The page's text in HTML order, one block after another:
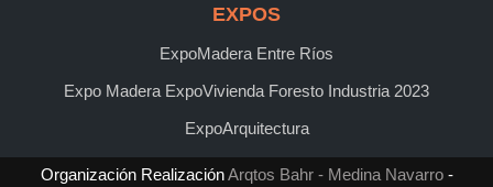
EXPOS
ExpoMadera Entre Ríos
Expo Madera ExpoVivienda Foresto Industria 2023
ExpoArquitectura
Organización RealizaciónArqtos Bahr - Medina Navarro-